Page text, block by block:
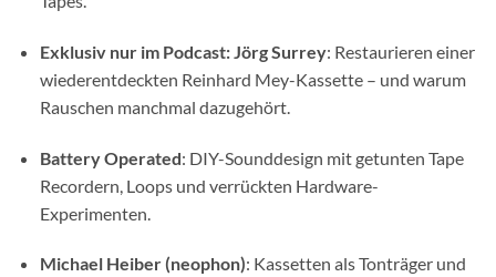
Exklusiv nur im Podcast: Jörg Surrey: Restaurieren einer
wiederentdeckten Reinhard Mey-Kassette – und warum
Rauschen manchmal dazugehört.
Battery Operated: DIY-Sounddesign mit getunten Tape
Recordern, Loops und verrückten Hardware-
Experimenten.
Michael Heiber (neophon): Kassetten als Tonträger und